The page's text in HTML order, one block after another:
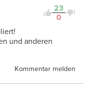
23
0
und anderen
Kommentar melden